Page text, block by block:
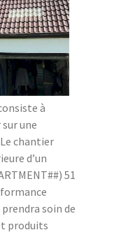
à
une
chantier
d’un
51
prendra soin de
produits